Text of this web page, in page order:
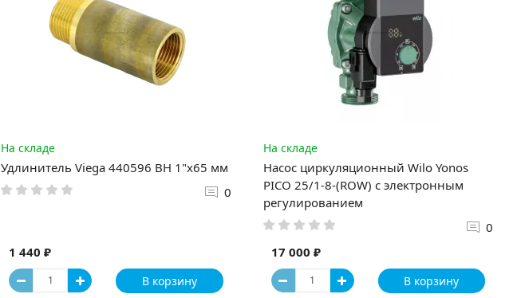
На складе
Удлинитель Viega 440596 ВН 1"x65 мм
0
1 440 ₽
В корзину
На складе
Насос циркуляционный Wilo Yonos
PICO 25/1-8-(ROW) с электронным
регулированием
0
17 000 ₽
В корзину